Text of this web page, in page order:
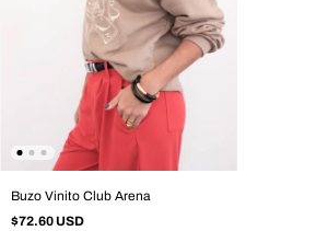
Buzo Vinito Club Arena
$72.60 USD